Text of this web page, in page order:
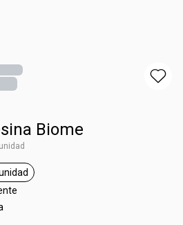
Biome
accesorios
general.tag 1 unidad